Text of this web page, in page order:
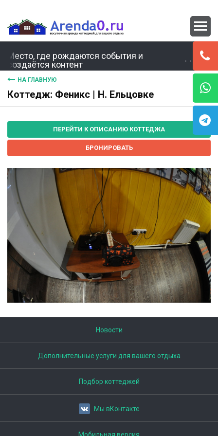
Место, где рождаются события и
создаётся контент
НА ГЛАВНУЮ
Коттедж: Феникс | Н. Ельцовке
ПЕРЕЙТИ К ОПИСАНИЮ КОТТЕДЖА
БРОНИРОВАТЬ
Новости
Дополнительные услуги для вашего отдыха
Подбор коттеджей
Мы вКонтакте